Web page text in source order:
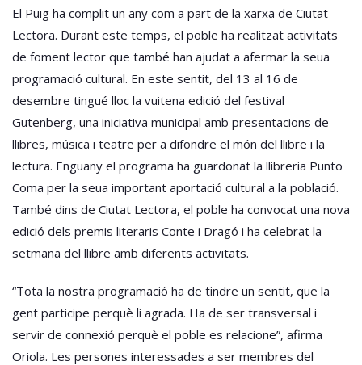
El Puig ha complit un any com a part de la xarxa de Ciutat
Lectora. Durant este temps, el poble ha realitzat activitats
de foment lector que també han ajudat a afermar la seua
programació cultural. En este sentit, del 13 al 16 de
desembre tingué lloc la vuitena edició del festival
Gutenberg, una iniciativa municipal amb presentacions de
llibres, música i teatre per a difondre el món del llibre i la
lectura. Enguany el programa ha guardonat la llibreria Punto
Coma per la seua important aportació cultural a la població.
També dins de Ciutat Lectora, el poble ha convocat una nova
edició dels premis literaris Conte i Dragó i ha celebrat la
setmana del llibre amb diferents activitats.
“Tota la nostra programació ha de tindre un sentit, que la
gent participe perquè li agrada. Ha de ser transversal i
servir de connexió perquè el poble es relacione”, afirma
Oriola. Les persones interessades a ser membres del